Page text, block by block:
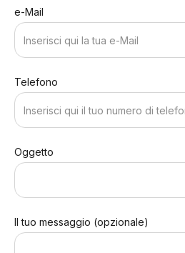
e-Mail
Telefono
Oggetto
Il tuo messaggio (opzionale)